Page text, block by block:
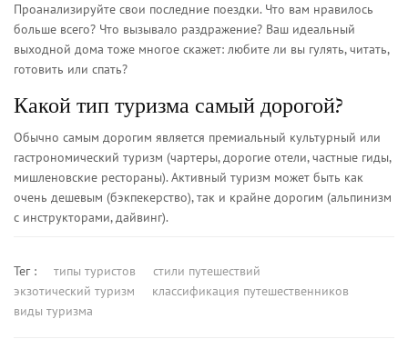
Проанализируйте свои последние поездки. Что вам нравилось
больше всего? Что вызывало раздражение? Ваш идеальный
выходной дома тоже многое скажет: любите ли вы гулять, читать,
готовить или спать?
Какой тип туризма самый дорогой?
Обычно самым дорогим является премиальный культурный или
гастрономический туризм (чартеры, дорогие отели, частные гиды,
мишленовские рестораны). Активный туризм может быть как
очень дешевым (бэкпекерство), так и крайне дорогим (альпинизм
с инструкторами, дайвинг).
Тег : типы туристов
стили путешествий
экзотический туризм
классификация путешественников
виды туризма